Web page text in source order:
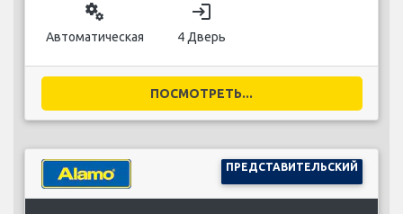
miscellaneous_services
Автоматическая
login
4 Дверь
ПОСМОТРЕТЬ...
ПРЕДСТАВИТЕЛЬСКИЙ